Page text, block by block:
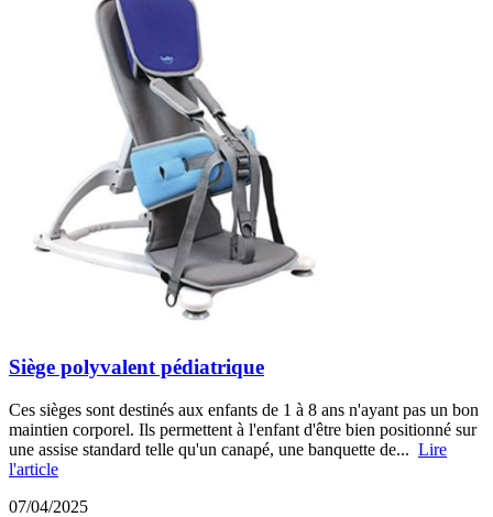
Siège polyvalent pédiatrique
Ces sièges sont destinés aux enfants de 1 à 8 ans n'ayant pas un bon
maintien corporel. Ils permettent à l'enfant d'être bien positionné sur
une assise standard telle qu'un canapé, une banquette de... Lire
l'article
07/04/2025